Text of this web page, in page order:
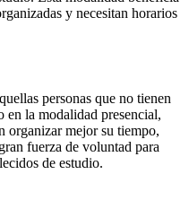
y necesitan horarios
personas que no tienen
la modalidad presencial,
organizar mejor su tiempo,
fuerza de voluntad para
de estudio.